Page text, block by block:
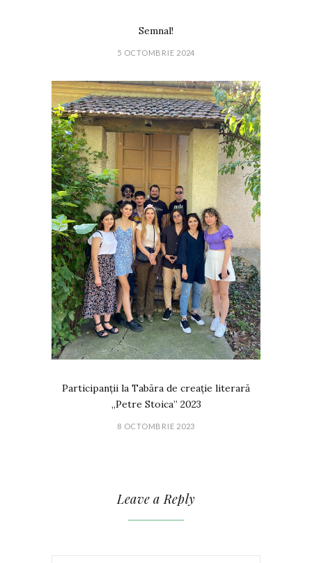
Semnal!
5 OCTOMBRIE 2024
Participanții la Tabăra de creație literară
„Petre Stoica” 2023
8 OCTOMBRIE 2023
Leave a Reply